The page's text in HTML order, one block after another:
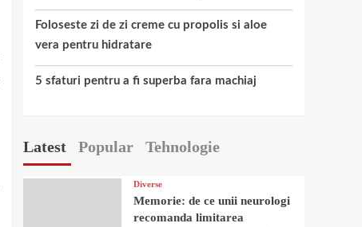
Foloseste zi de zi creme cu propolis si aloe
vera pentru hidratare
5 sfaturi pentru a fi superba fara machiaj
Latest Popular Tehnologie
Diverse
Memorie: de ce unii neurologi
recomanda limitarea